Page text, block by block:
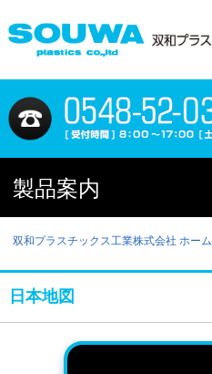
製品案内
双和プラスチックス工業株式会社 ホーム
日本地図